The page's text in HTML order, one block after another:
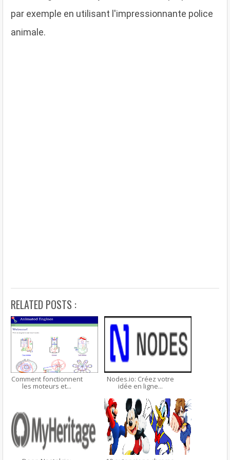
par exemple en utilisant l'impressionnante police
animale.
RELATED POSTS :
Comment fonctionnent
les moteurs et...
Nodes.io: Créez votre
idée en ligne...